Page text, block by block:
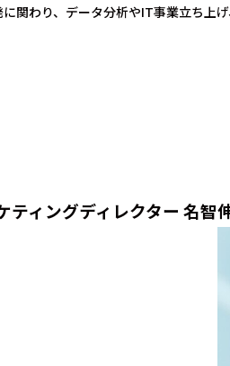
関わり、データ分析やIT事業立ち上
ィングディレクター 名智